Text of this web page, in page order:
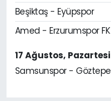
Beşiktaş - Eyüpspor
Amed - Erzurumspor FK
17 Ağustos, Pazartesi
Samsunspor - Göztepe